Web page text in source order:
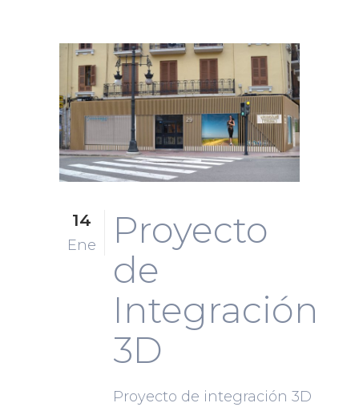
14
Ene
Proyecto
de
Integración
3D
Proyecto de integración 3D